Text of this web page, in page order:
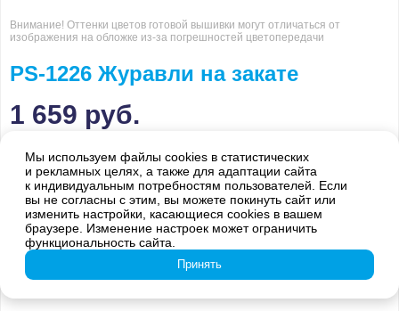
Внимание! Оттенки цветов готовой вышивки могут отличаться от
изображения на обложке из-за погрешностей цветопередачи
PS-1226 Журавли на закате
1 659 руб.
Наличие в интернет магазине:
ожидается в течение 2-5 дней
Мы используем файлы cookies в статистических
и рекламных целях, а также для адаптации сайта
к индивидуальным потребностям пользователей. Если
вы не согласны с этим, вы можете покинуть сайт или
изменить настройки, касающиеся cookies в вашем
браузере. Изменение настроек может ограничить
функциональность сайта.
Принять